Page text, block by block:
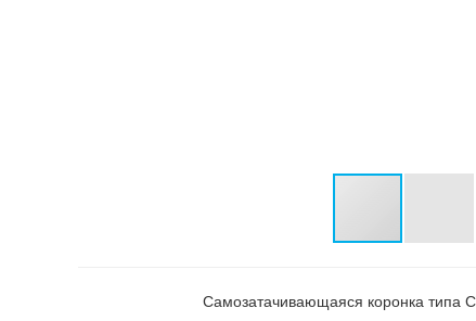
Самозатачивающаяся коронка типа